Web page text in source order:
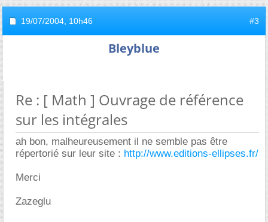
19/07/2004, 10h46 #3
Bleyblue
Re : [ Math ] Ouvrage de référence
sur les intégrales
ah bon, malheureusement il ne semble pas être
répertorié sur leur site : http://www.editions-ellipses.fr/
Merci
Zazeglu